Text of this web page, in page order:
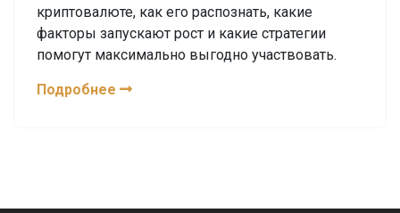
криптовалюте, как его распознать, какие
факторы запускают рост и какие стратегии
помогут максимально выгодно участвовать.
Подробнее